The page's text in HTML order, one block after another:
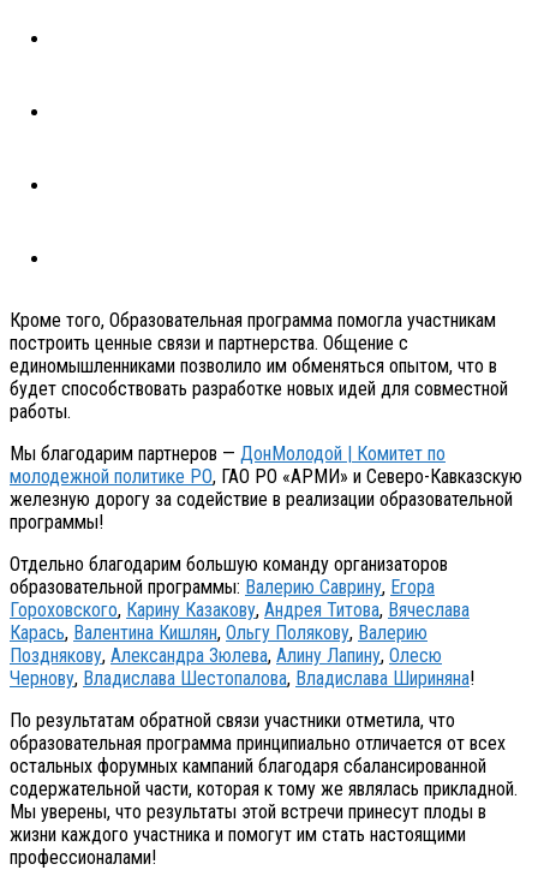
Кроме того, Образовательная программа помогла участникам
построить ценные связи и партнерства. Общение с
единомышленниками позволило им обменяться опытом, что в
будет способствовать разработке новых идей для совместной
работы.
Мы благодарим партнеров — ДонМолодой | Комитет по
молодежной политике РО, ГАО РО «АРМИ» и Северо-Кавказскую
железную дорогу за содействие в реализации образовательной
программы!
Отдельно благодарим большую команду организаторов
образовательной программы: Валерию Саврину, Егора
Гороховского, Карину Казакову, Андрея Титова, Вячеслава
Карась, Валентина Кишлян, Ольгу Полякову, Валерию
Позднякову, Александра Зюлева, Алину Лапину, Олесю
Чернову, Владислава Шестопалова, Владислава Шириняна!
По результатам обратной связи участники отметила, что
образовательная программа принципиально отличается от всех
остальных форумных кампаний благодаря сбалансированной
содержательной части, которая к тому же являлась прикладной.
Мы уверены, что результаты этой встречи принесут плоды в
жизни каждого участника и помогут им стать настоящими
профессионалами!